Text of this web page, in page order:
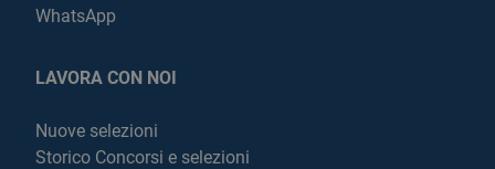
WhatsApp
LAVORA CON NOI
Nuove selezioni
Storico Concorsi e selezioni